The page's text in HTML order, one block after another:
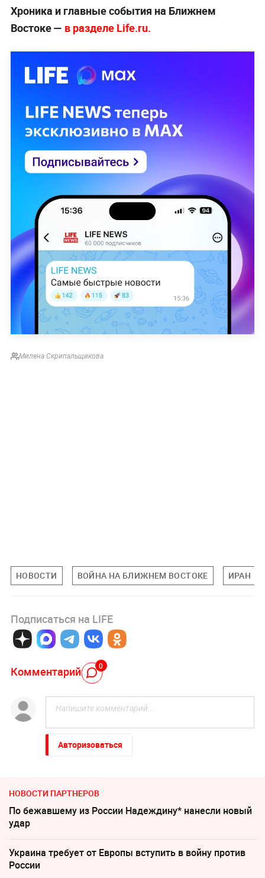
Хроника и главные события на Ближнем
Востоке — в разделе Life.ru.
Милена Скрипальщикова
НОВОСТИ ВОЙНА НА БЛИЖНЕМ ВОСТОКЕ ИРАН
Подписаться на LIFE
Комментарий 0
Авторизоваться
НОВОСТИ ПАРТНЕРОВ
По бежавшему из России Надеждину* нанесли новый
удар
Украина требует от Европы вступить в войну против
России